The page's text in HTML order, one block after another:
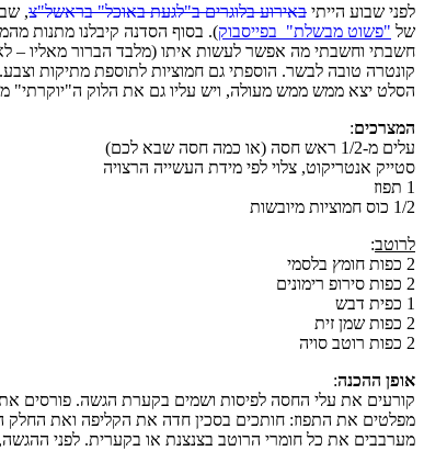
לפני שבוע הייתי באירוע בלוגרים ב"לגעת באוכל" בראשל"צ,
של "פשוט מבשלת" בפייסבוק). בסוף הסדנה קיבלנו מתנות
חשבתי וחשבתי מה אפשר לעשות איתו (מלבד הברור מאליו –
קונטרה טובה לבשר. הוספתי גם חמוציות לתוספת מתיקות וצבע.
הסלט יצא ממש ממש מעולה, ויש עליו גם את הלוק ה"יוקרתי"
המצרכים:
עלים מ-1/2 ראש חסה (או כמה חסה שבא לכם)
סטייק אנטריקוט, צלוי לפי מידת העשייה הרצויה
1 תפוז
1/2 כוס חמוציות מיובשות
לרוטב:
2 כפות חומץ בלסמי
2 כפות סירופ רימונים
1 כפית דבש
2 כפות שמן זית
2 כפות רוטב סויה
אופן ההכנה:
קורעים את עלי החסה לפיסות ושמים בקערת הגשה. פורסים
מפלטים את התפוז: חותכים בסכין חדה את הקליפה ואת החלק
מערבבים את כל חומרי הרוטב בצנצנת או בקערית. לפני